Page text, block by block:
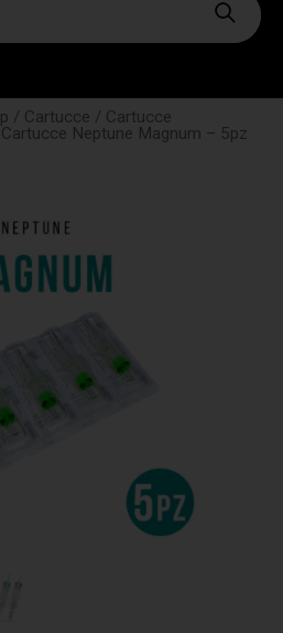
/ Cartucce / Cartucce
Neptune Magnum – 5pz